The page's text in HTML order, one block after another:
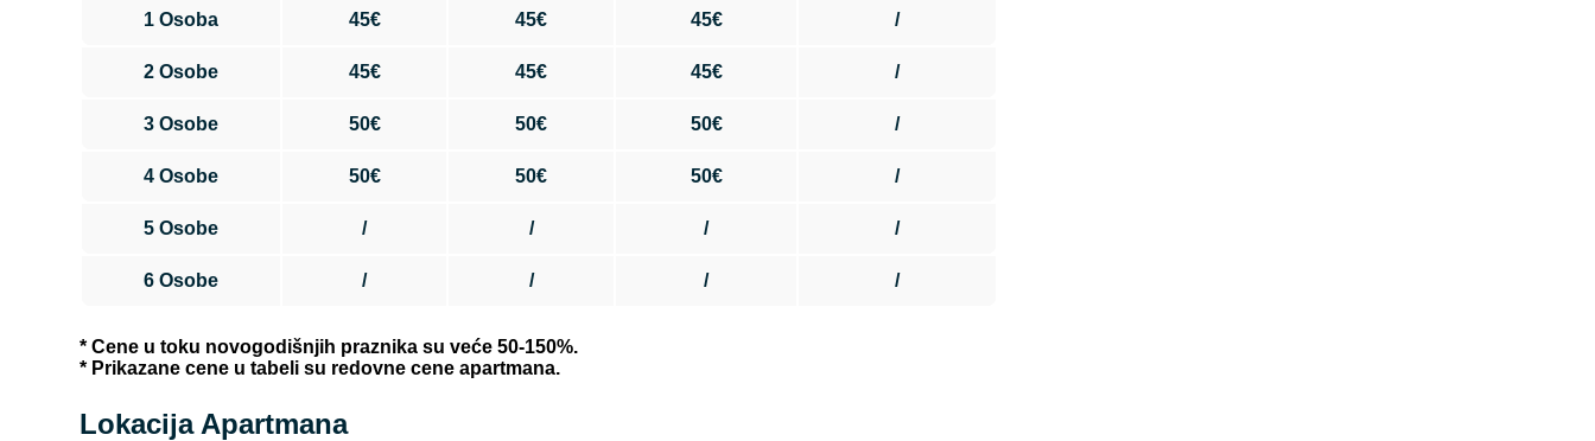
1 Osoba 45€ 45€ 45€ /
2 Osobe 45€ 45€ 45€ /
3 Osobe 50€ 50€ 50€ /
4 Osobe 50€ 50€ 50€ /
5 Osobe / / / /
6 Osobe / / / /
* Cene u toku novogodišnjih praznika su veće 50-150%.
* Prikazane cene u tabeli su redovne cene apartmana.
Lokacija Apartmana